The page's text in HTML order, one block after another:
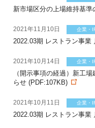
新市場区分の上場維持基
2021年11月10日 企業・
2022.03期 レストラン事業
2021年10月14日 企業・
（開示事項の経過）新工
らせ (PDF:107KB)
2021年10月11日 企業・
2022.03期 レストラン事業